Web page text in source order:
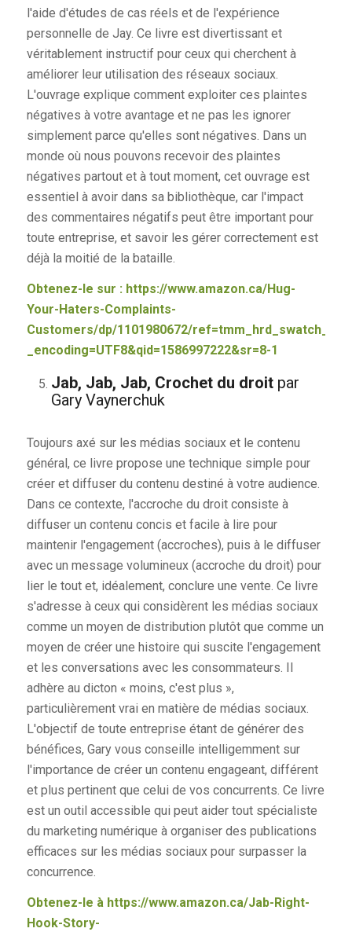
l'aide d'études de cas réels et de l'expérience
personnelle de Jay. Ce livre est divertissant et
véritablement instructif pour ceux qui cherchent à
améliorer leur utilisation des réseaux sociaux.
L'ouvrage explique comment exploiter ces plaintes
négatives à votre avantage et ne pas les ignorer
simplement parce qu'elles sont négatives. Dans un
monde où nous pouvons recevoir des plaintes
négatives partout et à tout moment, cet ouvrage est
essentiel à avoir dans sa bibliothèque, car l'impact
des commentaires négatifs peut être important pour
toute entreprise, et savoir les gérer correctement est
déjà la moitié de la bataille.
Obtenez-le sur : https://www.amazon.ca/Hug-
Your-Haters-Complaints-
Customers/dp/1101980672/ref=tmm_hrd_swatch_0?
_encoding=UTF8&qid=1586997222&sr=8-1
Jab, Jab, Jab, Crochet du droitpar
Gary Vaynerchuk
Toujours axé sur les médias sociaux et le contenu
général, ce livre propose une technique simple pour
créer et diffuser du contenu destiné à votre audience.
Dans ce contexte, l'accroche du droit consiste à
diffuser un contenu concis et facile à lire pour
maintenir l'engagement (accroches), puis à le diffuser
avec un message volumineux (accroche du droit) pour
lier le tout et, idéalement, conclure une vente. Ce livre
s'adresse à ceux qui considèrent les médias sociaux
comme un moyen de distribution plutôt que comme un
moyen de créer une histoire qui suscite l'engagement
et les conversations avec les consommateurs. Il
adhère au dicton « moins, c'est plus »,
particulièrement vrai en matière de médias sociaux.
L'objectif de toute entreprise étant de générer des
bénéfices, Gary vous conseille intelligemment sur
l'importance de créer un contenu engageant, différent
et plus pertinent que celui de vos concurrents. Ce livre
est un outil accessible qui peut aider tout spécialiste
du marketing numérique à organiser des publications
efficaces sur les médias sociaux pour surpasser la
concurrence.
Obtenez-le à https://www.amazon.ca/Jab-Right-
Hook-Story-